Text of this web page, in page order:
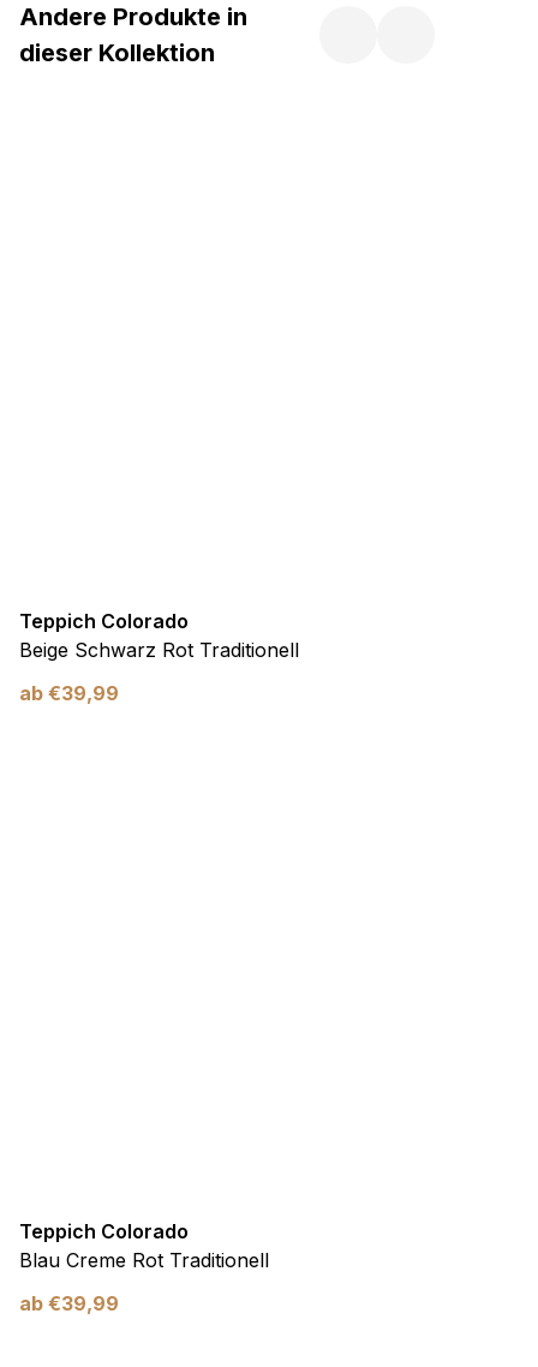
Andere Produkte in
dieser Kollektion
Teppich Colorado
Beige Schwarz Rot Traditionell
ab €39,99
Teppich Colorado
Blau Creme Rot Traditionell
ab €39,99